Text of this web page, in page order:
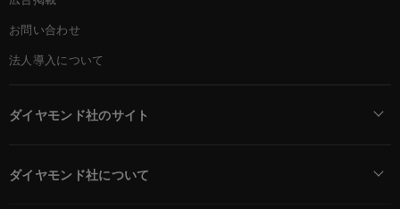
お問い合わせ
法人導入について
ダイヤモンド社のサイト
ダイヤモンド社について